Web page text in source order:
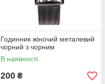
Годинник жіночий металевий
чорний з чорним
В наявності
200 ₴